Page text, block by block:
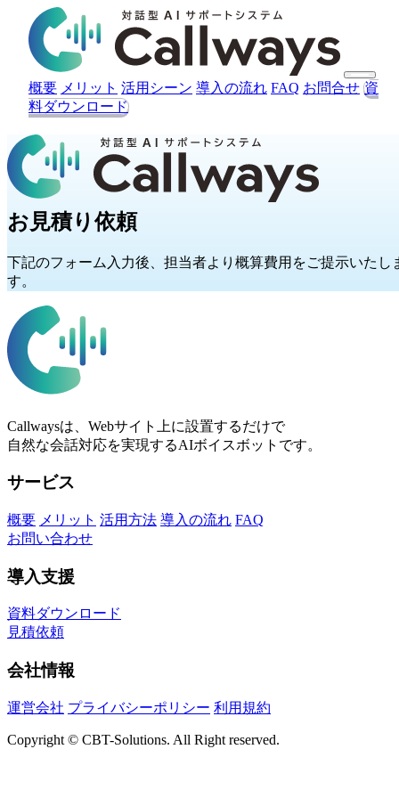
概要 メリット 活用シーン 導入の流れ FAQ お問合せ 資
料ダウンロード
お見積り依頼
下記のフォーム入力後、担当者より概算費用をご提示いたし
す。
Callwaysは、Webサイト上に設置するだけで
自然な会話対応を実現するAIボイスボットです。
サービス
概要 メリット 活用方法 導入の流れ FAQ
お問い合わせ
導入支援
資料ダウンロード
見積依頼
会社情報
運営会社 プライバシーポリシー 利用規約
Copyright © CBT-Solutions. All Right reserved.